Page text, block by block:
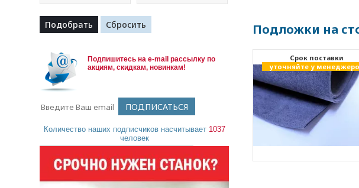
Подпишитесь на e-mail рассылку по
акциям, скидкам, новинкам!
Количество наших подписчиков насчитывает 1037
человек
Подложки на
Cрок поставки
уточняйте у